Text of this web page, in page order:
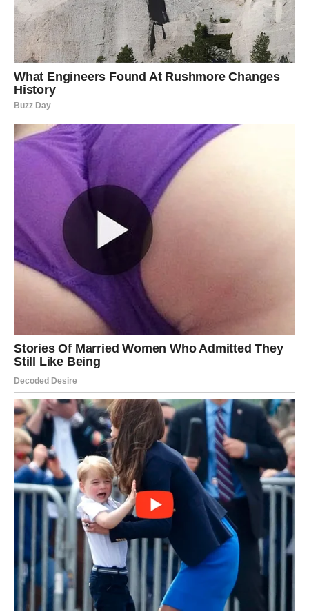
može biti znak da nešto nije u redu. Stres, promjena
okoline ili zdravstveni problemi mogu utjecati na njeno
ponašanje. U tim slučajevima važno je obratiti pažnju i, po
potrebi, konzultirati veterinara kako bi se provjerilo da je
sve u redu.
Mačje trljanje o noge nije slučajno, već je
emocionalnog izražavanja, označavanja teritorija i želje za
povezivanjem s vlasnikom
. Kada razumijete ovu poruku,
vaša veza s mačkom postaje dublja i značajnija. Svaki put kad
vas vaša mačka nežno trlja, ona šalje poruku:
si gdje trebaš biti.”
Ovaj gest pokazuje koliko su mačke intuitivne i koliko pažnje
pridaju svojim vlasnicima. Trljanje je znak ljubavi, povjerenja i
sigurnosti, ali i način na koji mačka pokazuje svoju ličnost i